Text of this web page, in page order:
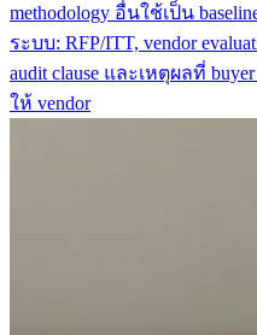
methodology อื่นใช้เป็น
ระบบ: RFP/ITT, vendor
audit clause และเหตุผลที่
ให้ vendor